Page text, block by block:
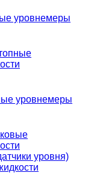
уровнемеры
уровнемеры
уровня)